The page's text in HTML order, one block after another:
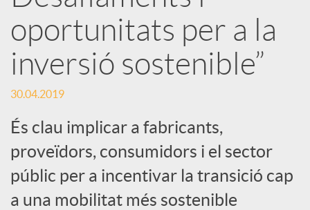
a
d
o
r
d
oportunitats per a la
inversió sostenible”
30.04.2019
És clau implicar a fabricants,
proveïdors, consumidors i el sector
públic per a incentivar la transició cap
a una mobilitat més sostenible